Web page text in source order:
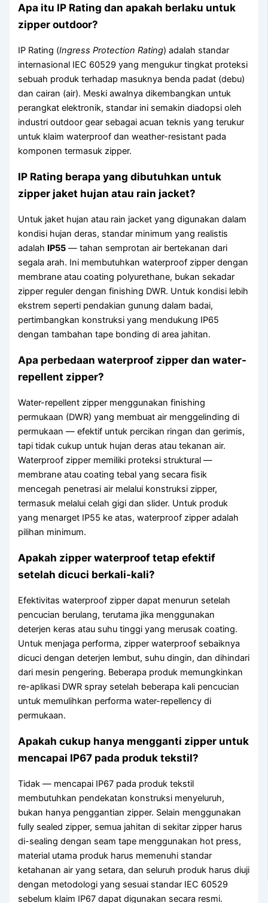
Apa itu IP Rating dan apakah berlaku untuk
zipper outdoor?
IP Rating (Ingress Protection Rating) adalah standar
internasional IEC 60529 yang mengukur tingkat proteksi
sebuah produk terhadap masuknya benda padat (debu)
dan cairan (air). Meski awalnya dikembangkan untuk
perangkat elektronik, standar ini semakin diadopsi oleh
industri outdoor gear sebagai acuan teknis yang terukur
untuk klaim waterproof dan weather-resistant pada
komponen termasuk zipper.
IP Rating berapa yang dibutuhkan untuk
zipper jaket hujan atau rain jacket?
Untuk jaket hujan atau rain jacket yang digunakan dalam
kondisi hujan deras, standar minimum yang realistis
adalah IP55 — tahan semprotan air bertekanan dari
segala arah. Ini membutuhkan waterproof zipper dengan
membrane atau coating polyurethane, bukan sekadar
zipper reguler dengan finishing DWR. Untuk kondisi lebih
ekstrem seperti pendakian gunung dalam badai,
pertimbangkan konstruksi yang mendukung IP65
dengan tambahan tape bonding di area jahitan.
Apa perbedaan waterproof zipper dan water-
repellent zipper?
Water-repellent zipper menggunakan finishing
permukaan (DWR) yang membuat air menggelinding di
permukaan — efektif untuk percikan ringan dan gerimis,
tapi tidak cukup untuk hujan deras atau tekanan air.
Waterproof zipper memiliki proteksi struktural —
membrane atau coating tebal yang secara fisik
mencegah penetrasi air melalui konstruksi zipper,
termasuk melalui celah gigi dan slider. Untuk produk
yang menarget IP55 ke atas, waterproof zipper adalah
pilihan minimum.
Apakah zipper waterproof tetap efektif
setelah dicuci berkali-kali?
Efektivitas waterproof zipper dapat menurun setelah
pencucian berulang, terutama jika menggunakan
deterjen keras atau suhu tinggi yang merusak coating.
Untuk menjaga performa, zipper waterproof sebaiknya
dicuci dengan deterjen lembut, suhu dingin, dan dihindari
dari mesin pengering. Beberapa produk memungkinkan
re-aplikasi DWR spray setelah beberapa kali pencucian
untuk memulihkan performa water-repellency di
permukaan.
Apakah cukup hanya mengganti zipper untuk
mencapai IP67 pada produk tekstil?
Tidak — mencapai IP67 pada produk tekstil
membutuhkan pendekatan konstruksi menyeluruh,
bukan hanya penggantian zipper. Selain menggunakan
fully sealed zipper, semua jahitan di sekitar zipper harus
di-sealing dengan seam tape menggunakan hot press,
material utama produk harus memenuhi standar
ketahanan air yang setara, dan seluruh produk harus diuji
dengan metodologi yang sesuai standar IEC 60529
sebelum klaim IP67 dapat digunakan secara resmi.